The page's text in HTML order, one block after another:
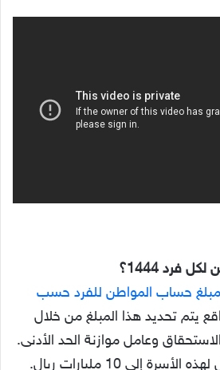
فرد 1444؟
حساب المواطن للفرد حسب
يتم تحديد هذا المبلغ من خلال
وعامل موازنة الحد الأدنى.
يصل الاستحقاق الكامل لهذه الأسرة إلى 10 مليارات ريال.